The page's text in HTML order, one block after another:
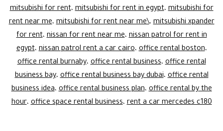
mitsubishi for rent،mitsubishi for rent in egypt،mitsubishi for
rent near me،mitsubishi for rent near me\،mitsubishi xpander
for rent،nissan for rent near me،nissan patrol for rent in
egypt،nissan patrol rent a car cairo،office rental boston،
office rental burnaby،office rental business،office rental
business bay،office rental business bay dubai،office rental
business idea،office rental business plan،office rental by the
hour،office space rental business،rent a car mercedes c180